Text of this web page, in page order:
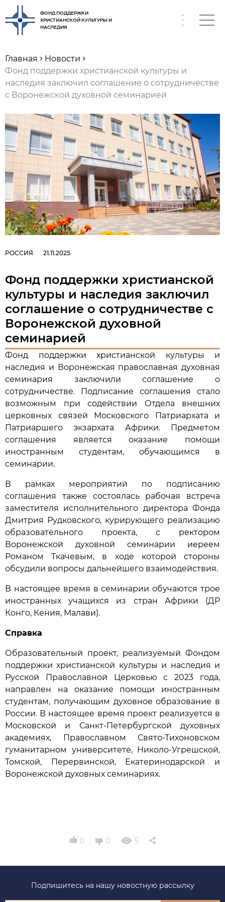
ФОНД ПОДДЕРЖКИ
ХРИСТИАНСКОЙ КУЛЬТУРЫ И
НАСЛЕДИЯ
Главная
Новости
Фонд поддержки христианской культуры и
наследия заключил соглашение о сотрудничестве
с Воронежской духовной семинарией
РОССИЯ 21.11.2025
Фонд поддержки христианской
культуры и наследия заключил
соглашение о сотрудничестве с
Воронежской духовной
семинарией
Фонд поддержки христианской культуры и
наследия и Воронежская православная духовная
семинария заключили соглашение о
сотрудничестве. Подписание соглашения стало
возможным при содействии Отдела внешних
церковных связей Московского Патриархата и
Патриаршего экзархата Африки. Предметом
соглашения является оказание помощи
иностранным студентам, обучающимся в
семинарии.
В рамках мероприятий по подписанию
соглашения также состоялась рабочая встреча
заместителя исполнительного директора Фонда
Дмитрия Рудковского, курирующего реализацию
образовательного проекта, с ректором
Воронежской духовной семинарии иереем
Романом Ткачевым, в ходе которой стороны
обсудили вопросы дальнейшего взаимодействия.
В настоящее время в семинарии обучаются трое
иностранных учащихся из стран Африки (ДР
Конго, Кения, Малави).
Справка
Образовательный проект, реализуемый Фондом
поддержки христианской культуры и наследия и
Русской Православной Церковью с 2023 года,
направлен на оказание помощи иностранным
студентам, получающим духовное образование в
России. В настоящее время проект реализуется в
Московской и Санкт-Петербургской духовных
академиях, Православном Свято-Тихоновском
гуманитарном университете, Николо-Угрешской,
Томской, Перервинской, Екатеринодарской и
Воронежской духовных семинариях.
0 0 5
Подпишитесь на нашу новостную рассылку